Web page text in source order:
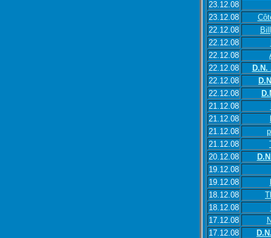
23.12.08
23.12.08
22.12.08
22.12.08
22.12.08
22.12.08
D.N.
22.12.08
22.12.08
21.12.08
21.12.08
21.12.08
21.12.08
20.12.08
19.12.08
19.12.08
18.12.08
18.12.08
17.12.08
17.12.08